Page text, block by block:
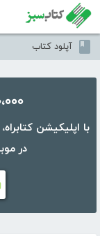
آپلود کتاب
۵۰،۰۰۰ کتاب
در